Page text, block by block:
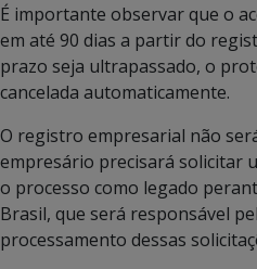
É importante observar que o
em até 90 dias a partir do
prazo seja ultrapassado, o
cancelada automaticamente.
O registro empresarial não
empresário precisará solicitar
o processo como legado
Brasil, que será responsável
processamento dessas